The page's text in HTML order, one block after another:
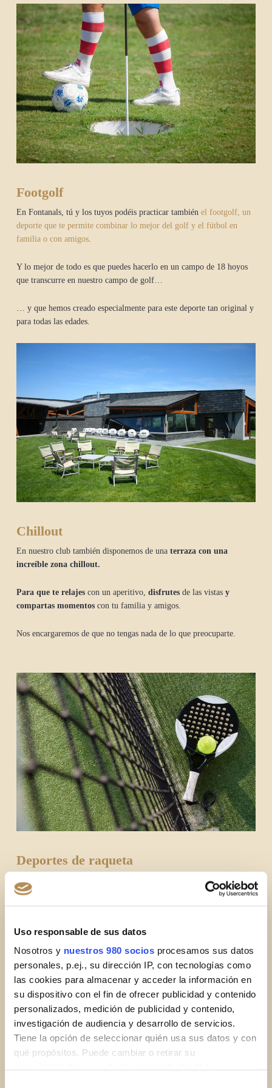
Uso responsable de sus datos
Nosotros y nuestros 980 socios procesamos sus datos
personales, p.ej., su dirección IP, con tecnologías como
las cookies para almacenar y acceder la información en
su dispositivo con el fin de ofrecer publicidad y contenido
personalizados, medición de publicidad y contenido,
investigación de audiencia y desarrollo de servicios.
Tiene la opción de seleccionar quién usa sus datos y con
qué propósitos. Puede cambiar o retirar su
Footgolf
En Fontanals, tú y los tuyos podéis practicar tambiénel footgolf, un
deporte que te permite combinar lo mejor del golf y el fútbol en
familia o con amigos
Y lo mejor de todo es que puedes hacerlo en un campo de 18 hoyos
que transcurre en nuestro campo de golf…
… y que hemos creado especialmente para este deporte tan original y
para todas las edades.
Chillout
En nuestro club también disponemos de unaterraza con una
increíble zona chillout.
Para que te relajes con un aperitivo,disfrutes de las vistas y
compartas momentos con tu familia y amigos.
Nos encargaremos de que no tengas nada de lo que preocuparte.
Deportes de raqueta
Dentro del recinto de Fontanals también disponemos de5 pistas de
pádel
vistas
inigualablesde la Tosa d’Alp.
Hay pistas de vidrio y cemento, además de una pista de tenis quick.